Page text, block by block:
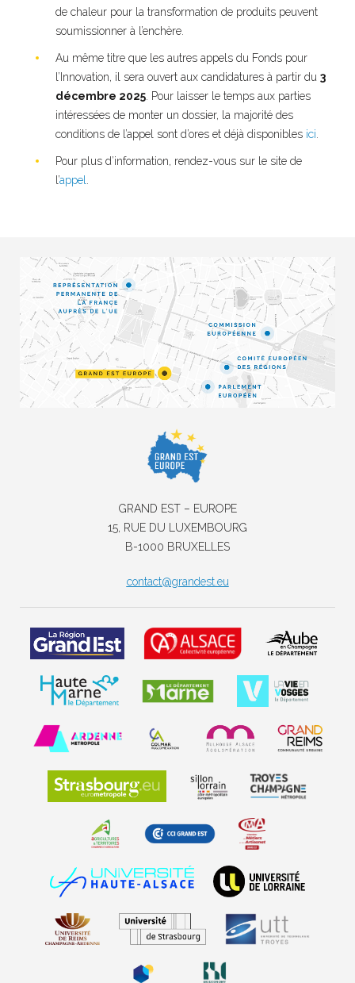
de chaleur pour la transformation de produits peuvent
soumissionner à l’enchère.
Au même titre que les autres appels du Fonds pour
l’Innovation, il sera ouvert aux candidatures à partir du 3
décembre 2025 . Pour laisser le temps aux parties
intéressées de monter un dossier, la majorité des
conditions de l’appel sont d’ores et déjà disponibles ici
Pour plus d’information, rendez-vous sur le site de
l’appel
GRAND EST – EUROPE
15, RUE DU LUXEMBOURG
B-1000 BRUXELLES
contact@grandest.eu